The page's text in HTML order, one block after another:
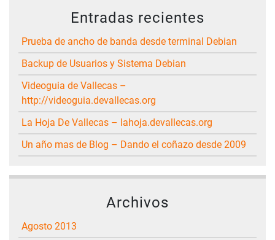
Entradas recientes
Prueba de ancho de banda desde terminal Debian
Backup de Usuarios y Sistema Debian
Videoguia de Vallecas –
http://videoguia.devallecas.org
La Hoja De Vallecas – lahoja.devallecas.org
Un año mas de Blog – Dando el coñazo desde 2009
Archivos
agosto 2013